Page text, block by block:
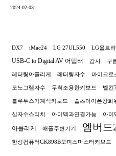
2024-02-03
DX7 iMac24 LG 27UL550 LG울트
USB-C to Digital AV 어댑터 감사 구
레터링아플리케 레터링자수 마이크로
모노그램자수 무척조용한키보드 벨킨
블루투스기계식키보드 솔츠아이폰강화
십자수스티치 아이맥과연결가능 아이
아플리케 애플주변기기 엠버드
한성컴퓨터GK898B오피스마스터키보드